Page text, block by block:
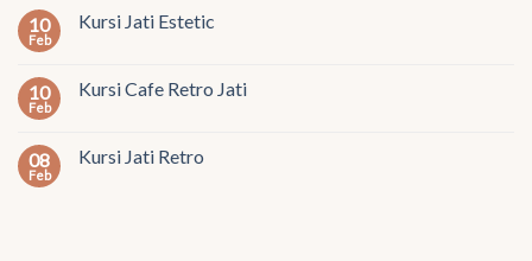
10
Feb
Kursi Jati Estetic
10
Feb
Kursi Cafe Retro Jati
08
Feb
Kursi Jati Retro